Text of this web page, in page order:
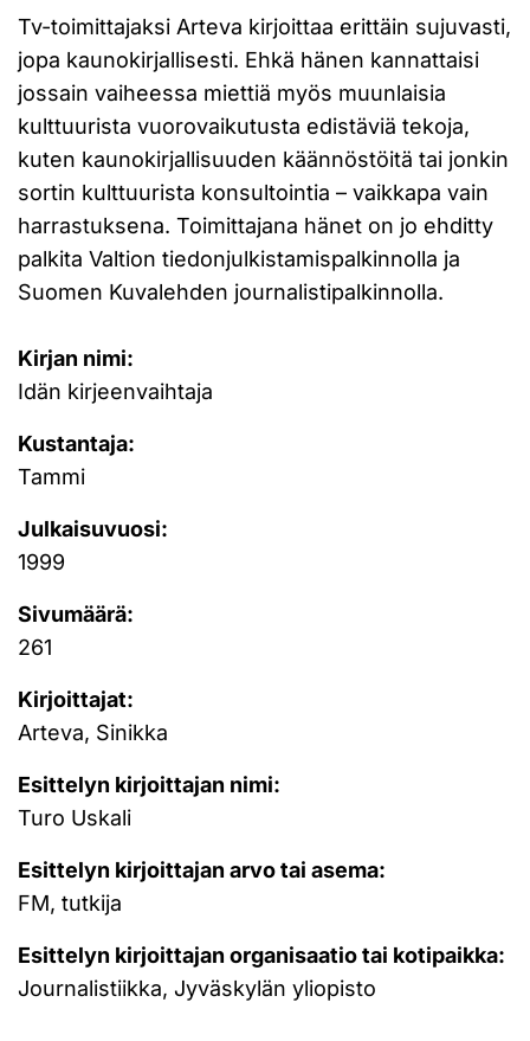
Tv-toimittajaksi Arteva kirjoittaa erittäin sujuvasti,
jopa kaunokirjallisesti. Ehkä hänen kannattaisi
jossain vaiheessa miettiä myös muunlaisia
kulttuurista vuorovaikutusta edistäviä tekoja,
kuten kaunokirjallisuuden käännöstöitä tai jonkin
sortin kulttuurista konsultointia – vaikkapa vain
harrastuksena. Toimittajana hänet on jo ehditty
palkita Valtion tiedonjulkistamispalkinnolla ja
Suomen Kuvalehden journalistipalkinnolla.
Kirjan nimi:
Idän kirjeenvaihtaja
Kustantaja:
Tammi
Julkaisuvuosi:
1999
Sivumäärä:
261
Kirjoittajat:
Arteva, Sinikka
Esittelyn kirjoittajan nimi:
Turo Uskali
Esittelyn kirjoittajan arvo tai asema:
FM, tutkija
Esittelyn kirjoittajan organisaatio tai kotipaikka:
Journalistiikka, Jyväskylän yliopisto